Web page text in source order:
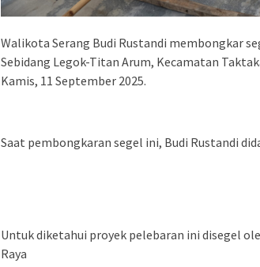
Walikota Serang Budi Rustandi membongkar
Sebidang Legok-Titan Arum, Kecamatan
Kamis, 11 September 2025.
Saat pembongkaran segel ini, Budi Rustandi
Untuk diketahui proyek pelebaran ini disegel
Raya